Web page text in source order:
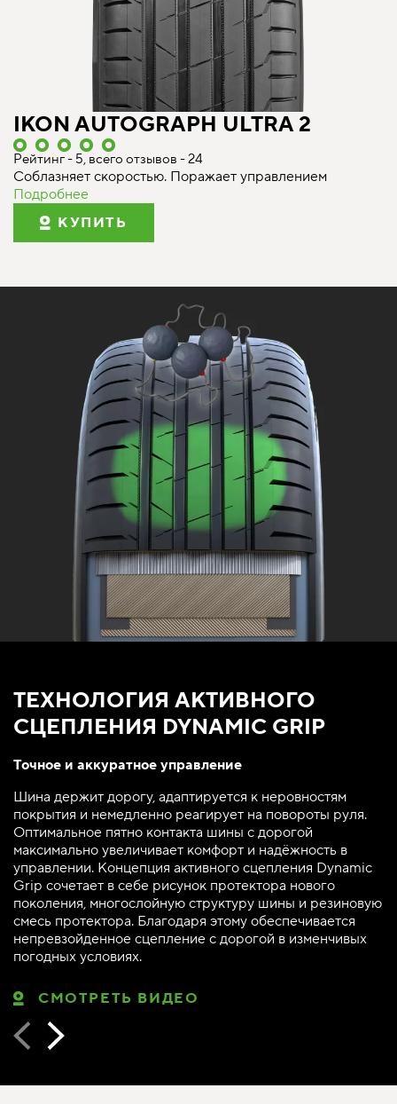
IKON AUTOGRAPH ULTRA 2
Рейтинг - 5, всего отзывов - 24
Соблазняет скоростью. Поражает управлением
Подробнее
КУПИТЬ
ТЕХНОЛОГИЯ АКТИВНОГО
СЦЕПЛЕНИЯ DYNAMIC GRIP
Точное и аккуратное управление
Шина держит дорогу, адаптируется к неровностям
покрытия и немедленно реагирует на повороты руля.
Оптимальное пятно контакта шины с дорогой
максимально увеличивает комфорт и надёжность в
управлении. Концепция активного сцепления Dynamic
Grip сочетает в себе рисунок протектора нового
поколения, многослойную структуру шины и резиновую
смесь протектора. Благодаря этому обеспечивается
непревзойденное сцепление с дорогой в изменчивых
погодных условиях.
СМОТРЕТЬ ВИДЕО